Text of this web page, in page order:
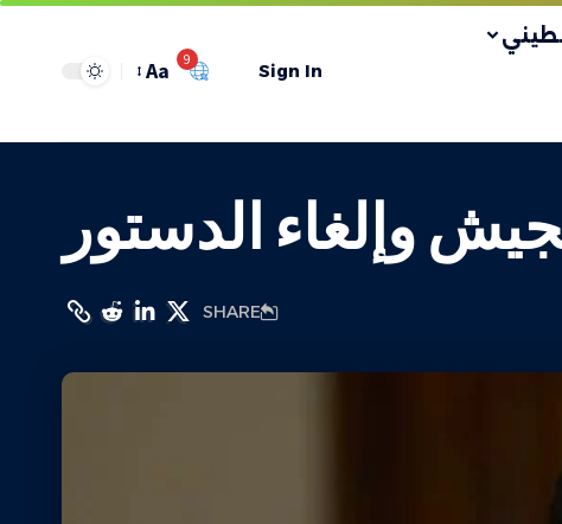
Sign In
9
Aa
وإلغاء الدستور
SHARE